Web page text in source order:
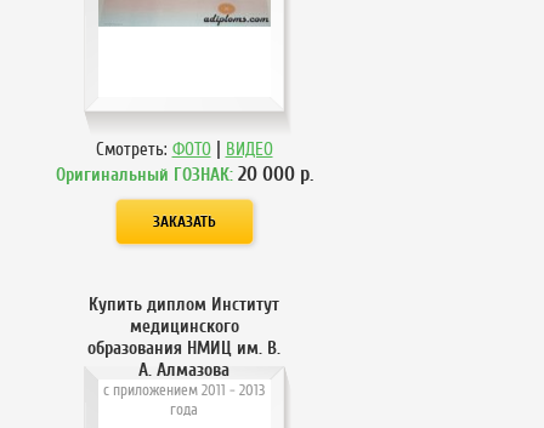
Смотреть: ФОТО | ВИДЕО
Оригинальный ГОЗНАК: 20 000р.
Купить диплом Институт
медицинского
образования НМИЦ им. В.
А. Алмазова
с приложением 2011 - 2013
года